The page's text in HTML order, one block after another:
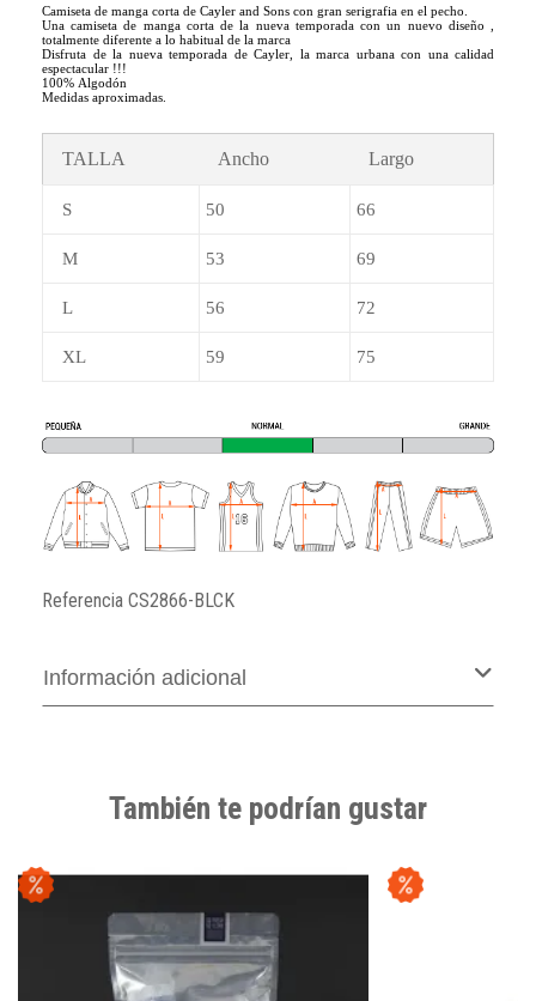
Camiseta de manga corta de Cayler and Sons con gran serigrafia en el pecho.
Una camiseta de manga corta de la nueva temporada con un nuevo diseño ,
totalmente diferente a lo habitual de la marca
Disfruta de la nueva temporada de Cayler, la marca urbana con una calidad
espectacular !!!
100% Algodón
Medidas aproximadas.
TALLA Ancho Largo
S 50 66
M 53 69
L 56 72
XL 59 75
Referencia CS2866-BLCK
Información adicional
También te podrían gustar